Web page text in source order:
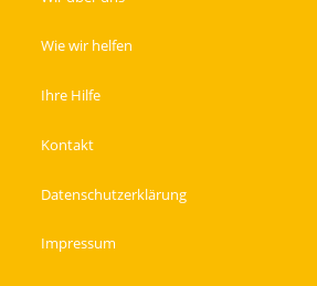
Wie wir helfen
Ihre Hilfe
Kontakt
Datenschutzerklärung
Impressum